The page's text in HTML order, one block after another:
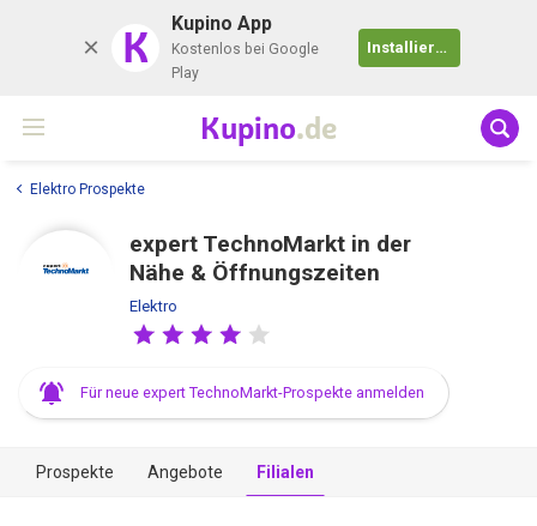
K Kupino App
Kostenlos bei Google
Play
Installieren
Kupino.de
Elektro Prospekte
expert TechnoMarkt in der
Nähe & Öffnungszeiten
Elektro
Für neue expert TechnoMarkt-Prospekte anmelden
Prospekte Angebote Filialen